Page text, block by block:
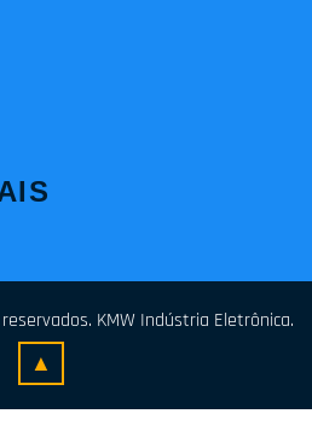
KMW Indústria Eletrônica.
▲